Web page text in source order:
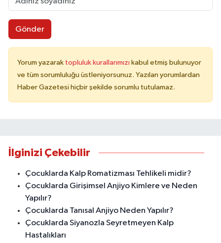
Gönder
Yorum yazarak topluluk kurallarımızı kabul etmiş bulunuyor
ve tüm sorumluluğu üstleniyorsunuz. Yazılan yorumlardan
Haber Gazetesi hiçbir şekilde sorumlu tutulamaz.
İlginizi Çekebilir
Çocuklarda Kalp Romatizması Tehlikeli midir?
Çocuklarda Girişimsel Anjiyo Kimlere ve Neden
Yapılır?
Çocuklarda Tanısal Anjiyo Neden Yapılır?
Çocuklarda Siyanozla Seyretmeyen Kalp
Hastalıkları